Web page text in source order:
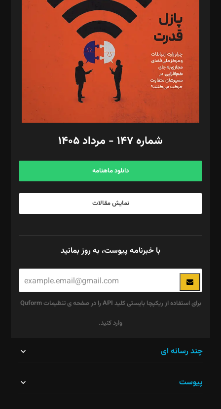
تحریریه‌: مجتبی محمود‌ی، آرش برهمند، یسنا امان‌پور، سروش کرمیان،
مصطفی مسجدی آرانی، ابوالفضل رجبی، زهرا فکرانه، فائزه فتحی
رستمی،مصطفی باستان
ویرایش: نگار استاد‌‌آقا
طراح یونیفرم: مجید توکلی
فیلمبرداری و عکاسی: امیر شفیعی، مانی لطفی زاده
گرافیک و صفحه‌آرایی: سید‌سبحان‌علی ثابت
مد‌یر توسعه تجاری: کامبیز برید‌
امور مالی: شاپور رهبری، محمد‌ کاظمی‌نیا
آگهی و مشترکین: ۰۹۱۹۹۹۹۰۴۵۴
شماره ۱۴۷ - مرداد ۱۴۰۵
دانلود ماهنامه
نمایش مقالات
با خبرنامه پیوست، به روز بمانید
برای استفاده از ریکپچا بایستی کلید API را در صفحه ی تنظیمات Quform
وارد کنید.
نباید
چند رسانه ای
پیوست